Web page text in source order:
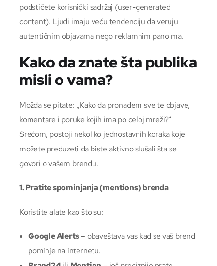
podstičete korisnički sadržaj (user-generated
content). Ljudi imaju veću tendenciju da veruju
autentičnim objavama nego reklamnim panoima.
Kako da znate šta publika
misli o vama?
Možda se pitate: „Kako da pronađem sve te objave,
komentare i poruke kojih ima po celoj mreži?“
Srećom, postoji nekoliko jednostavnih koraka koje
možete preduzeti da biste aktivno slušali šta se
govori o vašem brendu.
1. Pratite spominjanja (mentions) brenda
Koristite alate kao što su:
Google Alerts– obaveštava vas kad se vaš brend
pominje na internetu.